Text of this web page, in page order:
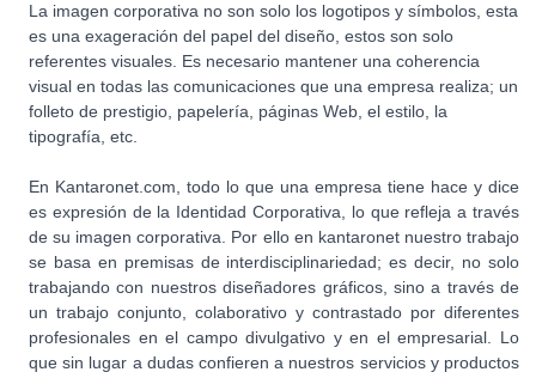
La imagen corporativa no son solo los logotipos y símbolos, esta
es una exageración del papel del diseño, estos son solo
referentes visuales. Es necesario mantener una coherencia
visual en todas las comunicaciones que una empresa realiza; un
folleto de prestigio, papelería, páginas Web, el estilo, la
tipografía, etc.
En Kantaronet.com, todo lo que una empresa tiene hace y dice
es expresión de la Identidad Corporativa, lo que refleja a través
de su imagen corporativa. Por ello en kantaronet nuestro trabajo
se basa en premisas de interdisciplinariedad; es decir, no solo
trabajando con nuestros diseñadores gráficos, sino a través de
un trabajo conjunto, colaborativo y contrastado por diferentes
profesionales en el campo divulgativo y en el empresarial. Lo
que sin lugar a dudas confieren a nuestros servicios y productos